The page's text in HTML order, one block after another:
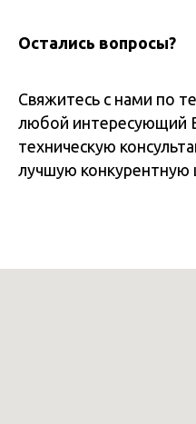
Остались вопросы?
Свяжитесь с нами по
любой интересующий
техническую
лучшую конкурентную